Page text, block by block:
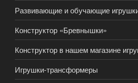
Развивающие и обучающие
Конструктор «Бревнышки»
Конструктор в нашем магазине
Игрушки-трансформеры